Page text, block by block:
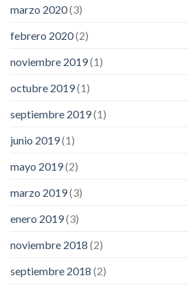
marzo 2020(3)
febrero 2020(2)
noviembre 2019(1)
octubre 2019(1)
septiembre 2019(1)
junio 2019(1)
mayo 2019(2)
marzo 2019(3)
enero 2019(3)
noviembre 2018 (2)
septiembre 2018 (2)